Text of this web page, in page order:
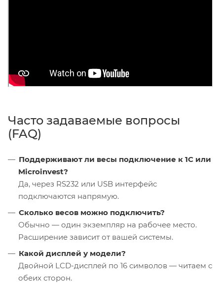
Часто задаваемые вопросы
(FAQ)
Поддерживают ли весы подключение к 1С или
Microinvest?
Да, через RS232 или USB интерфейс
подключаются напрямую.
Сколько весов можно подключить?
Обычно — один экземпляр на рабочее место.
Расширение зависит от вашей системы.
Какой дисплей у модели?
Двойной LCD-дисплей по 16 символов — читаем с
обеих сторон.